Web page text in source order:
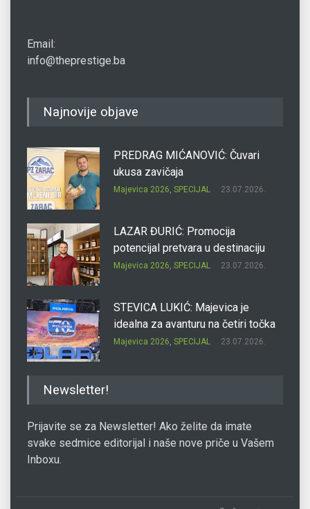
Email:
info@theprestige.ba
Najnovije objave
PREDRAG MIĆANOVIĆ: Čuvari
ukusa zavičaja
Majevica 2026, SPECIJAL 23.07.2026.
LAZAR ĐURIĆ: Promocija
potencijal pretvara u destinaciju
Majevica 2026, SPECIJAL 23.07.2026.
STEVICA LUKIĆ: Majevica je
idealna za avanturu na četiri točka
Majevica 2026, SPECIJAL 23.07.2026.
Newsletter!
Prijavite se za Newsletter! Ako želite da imate
svake sedmice editorijal i naše nove priče u Vašem
Inboxu.